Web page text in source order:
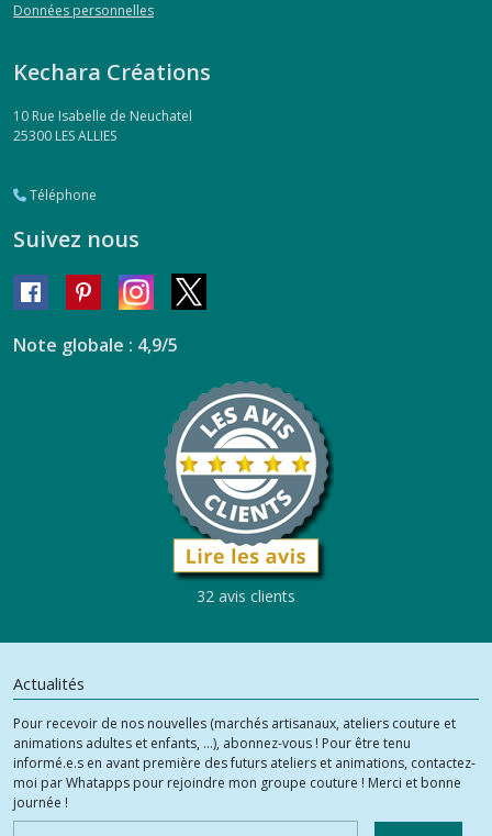
Données personnelles
Kechara Créations
10 Rue Isabelle de Neuchatel
25300 LES ALLIES
Téléphone
Suivez nous
Note globale : 4,9/5
32 avis clients
Actualités
Pour recevoir de nos nouvelles (marchés artisanaux, ateliers couture et
animations adultes et enfants, ...), abonnez-vous ! Pour être tenu
informé.e.s en avant première des futurs ateliers et animations, contactez-
moi par Whatapps pour rejoindre mon groupe couture ! Merci et bonne
journée !